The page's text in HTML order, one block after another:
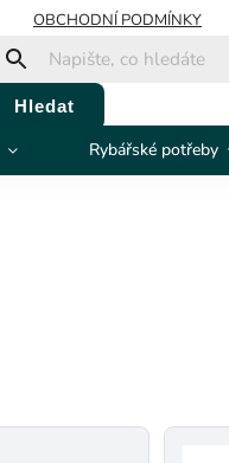
OBCHODNÍ PODMÍNKY
Hledat
Rybářské potřeby